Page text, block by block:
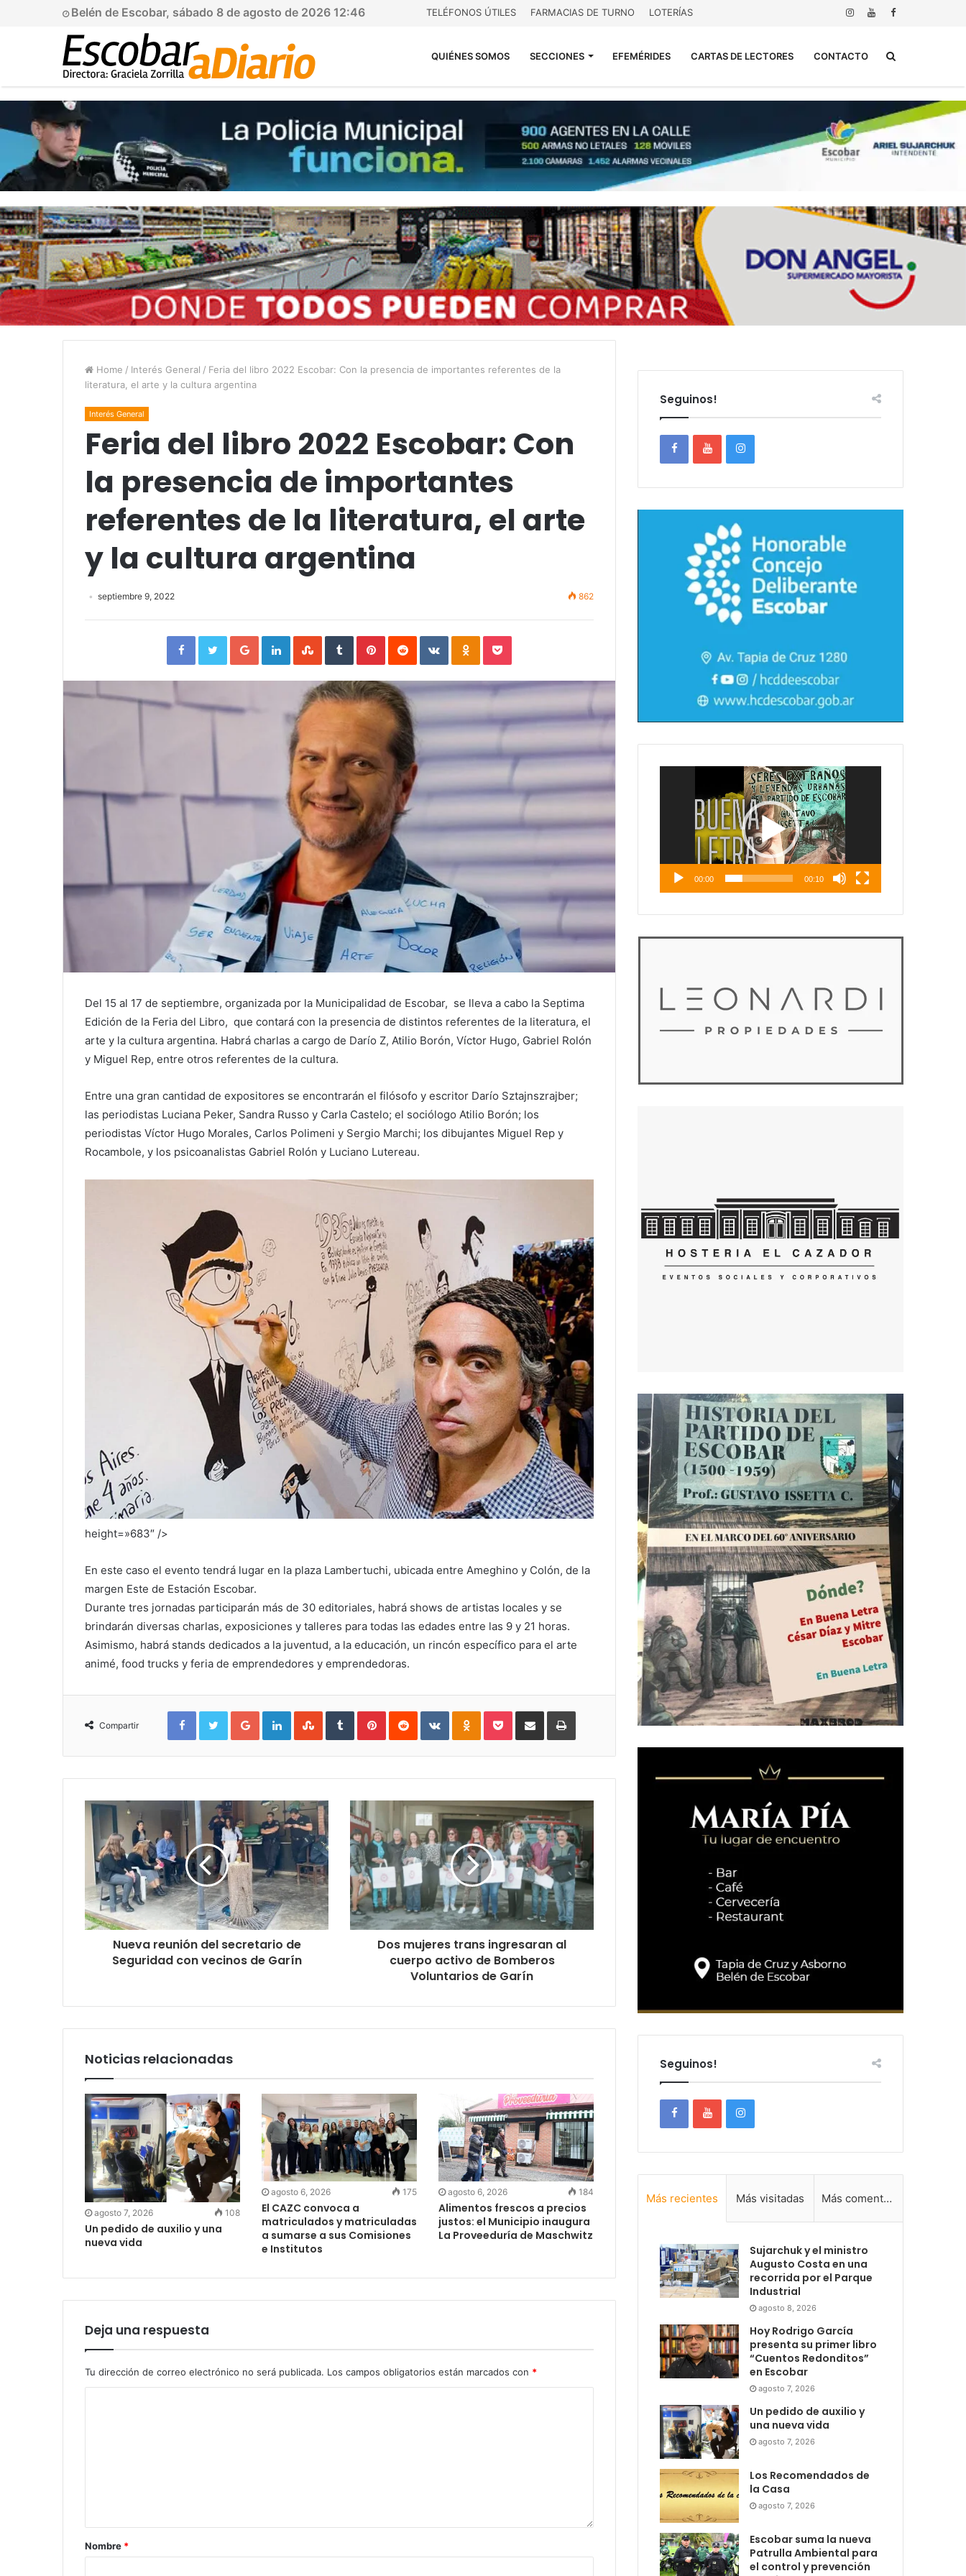
Belén de Escobar, sábado 8 de agosto de 2026 12:46 TELÉFONOS ÚTILES FARMACIAS DE TURNO LOTERÍAS
QUIÉNES SOMOS SECCIONES EFEMÉRIDES CARTAS DE LECTORES CONTACTO
Home / Interés General / Feria del libro 2022 Escobar: Con la presencia de importantes referentes de la
literatura, el arte y la cultura argentina
Interés General
Feria del libro 2022 Escobar: Con
la presencia de importantes
referentes de la literatura, el arte
y la cultura argentina
septiembre 9, 2022 862
FacebookTwitterGoogle+LinkedInStumbleUpon
TumblrPinterestReddit VKontakteOdnoklassniki
Pocket
Del 15 al 17 de septiembre, organizada por la Municipalidad de Escobar, se lleva a cabo la Septima
Edición de la Feria del Libro, que contará con la presencia de distintos referentes de la literatura, el
arte y la cultura argentina. Habrá charlas a cargo de Darío Z, Atilio Borón, Víctor Hugo, Gabriel Rolón
y Miguel Rep, entre otros referentes de la cultura.
Entre una gran cantidad de expositores se encontrarán el filósofo y escritor Darío Sztajnszrajber;
las periodistas Luciana Peker, Sandra Russo y Carla Castelo; el sociólogo Atilio Borón; los
periodistas Víctor Hugo Morales, Carlos Polimeni y Sergio Marchi; los dibujantes Miguel Rep y
Rocambole, y los psicoanalistas Gabriel Rolón y Luciano Lutereau.
height=»683″ />
En este caso el evento tendrá lugar en la plaza Lambertuchi, ubicada entre Ameghino y Colón, de la
margen Este de Estación Escobar.
Durante tres jornadas participarán más de 30 editoriales, habrá shows de artistas locales y se
brindarán diversas charlas, exposiciones y talleres para todas las edades entre las 9 y 21 horas.
Asimismo, habrá stands dedicados a la juventud, a la educación, un rincón específico para el arte
animé, food trucks y feria de emprendedores y emprendedoras.
Compartir
FacebookTwitterGoogle+LinkedInStumbleUpon
TumblrPinterestReddit VKontakteOdnoklassniki
PocketCompartirImprimir
Nueva reunión del secretario de
Seguridad con vecinos de Garín
Dos mujeres trans ingresaran al
cuerpo activo de Bomberos
Voluntarios de Garín
Noticias relacionadas
agosto 7, 2026 108
Un pedido de auxilio y una
nueva vida
agosto 6, 2026 175
El CAZC convoca a
matriculados y matriculadas
a sumarse a sus Comisiones
e Institutos
agosto 6, 2026 184
Alimentos frescos a precios
justos: el Municipio inaugura
La Proveeduría de Maschwitz
Deja una respuesta
Tu dirección de correo electrónico no será publicada. Los campos obligatorios están marcados con *
Nombre *
Seguinos!
00:00 00:10
Seguinos!
Más recientes Más visitadas Más comentadas
Sujarchuk y el ministro
Augusto Costa en una
recorrida por el Parque
Industrial
agosto 8, 2026
Hoy Rodrigo García
presenta su primer libro
“Cuentos Redonditos”
en Escobar
agosto 7, 2026
Un pedido de auxilio y
una nueva vida
agosto 7, 2026
Los Recomendados de
la Casa
agosto 7, 2026
Escobar suma la nueva
Patrulla Ambiental para
el control y prevención